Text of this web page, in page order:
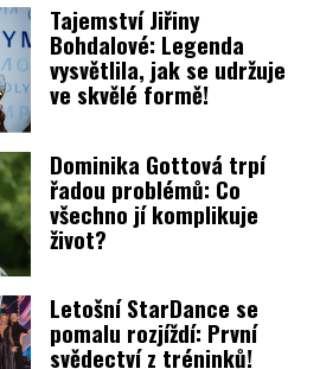
Tajemství Jiřiny
Bohdalové: Legenda
vysvětlila, jak se udržuje
ve skvělé formě!
Dominika Gottová trpí
řadou problémů: Co
všechno jí komplikuje
život?
Letošní StarDance se
pomalu rozjíždí: První
svědectví z tréninků!